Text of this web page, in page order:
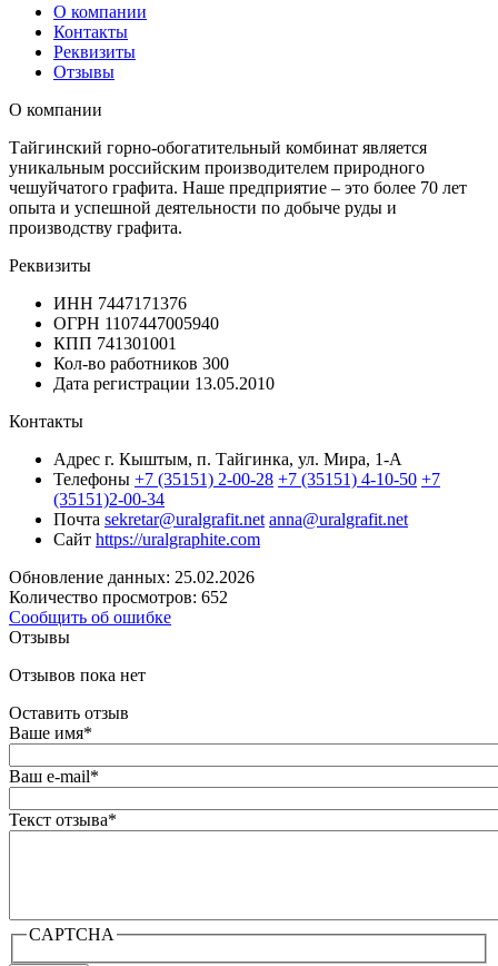
О компании
Контакты
Реквизиты
Отзывы
О компании
Тайгинский горно-обогатительный комбинат является
уникальным российским производителем природного
чешуйчатого графита. Наше предприятие – это более 70 лет
опыта и успешной деятельности по добыче руды и
производству графита.
Реквизиты
ИНН 7447171376
ОГРН 1107447005940
КПП 741301001
Кол-во работников 300
Дата регистрации 13.05.2010
Контакты
Адрес г. Кыштым, п. Тайгинка, ул. Мира, 1-А
Телефоны +7 (35151) 2-00-28 +7 (35151) 4-10-50 +7
(35151)2-00-34
Почта sekretar@uralgrafit.net anna@uralgrafit.net
Сайт https://uralgraphite.com
Обновление данных: 25.02.2026
Количество просмотров: 652
Сообщить об ошибке
Отзывы
Отзывов пока нет
Оставить отзыв
Ваше имя*
Ваш e-mail*
Текст отзыва*
CAPTCHA